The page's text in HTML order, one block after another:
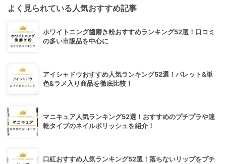
よく見られている人気おすすめ記事
ホワイトニング歯磨き粉おすすめランキング52選！口コミ
の多い市販品を中心に
アイシャドウおすすめ人気ランキング52選！パレット&単
色&ラメ入り商品を徹底比較！
マニキュア人気ランキング52選！おすすめのプチプラや速
乾タイプのネイルポリッシュを紹介！
口紅おすすめ人気ランキング52選！落ちないリップをプチ